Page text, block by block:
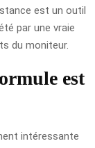
est un outil
par une vraie
du moniteur.
est
intéressante